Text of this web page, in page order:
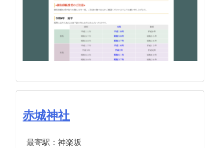
赤城神社
最寄駅：神楽坂